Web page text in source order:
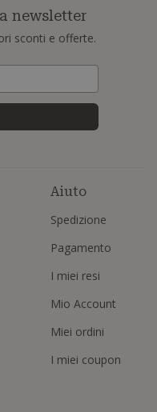
newsletter
sconti e offerte.
Aiuto
Spedizione
Pagamento
I miei resi
Mio Account
Miei ordini
I miei coupon